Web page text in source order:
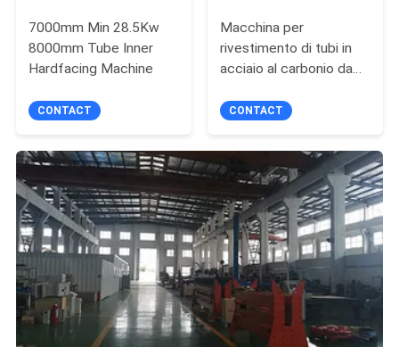
7000mm Min 28.5Kw
8000mm Tube Inner
Hardfacing Machine
CONTACT
Macchina per
rivestimento di tubi in
acciaio al carbonio da
CONTACT